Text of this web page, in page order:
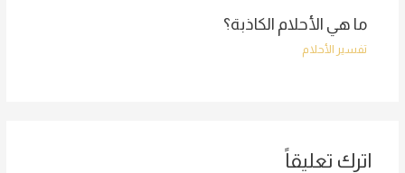
ما هي الأحلام الكاذبة؟
تفسير الأحلام
اترك تعليقاً